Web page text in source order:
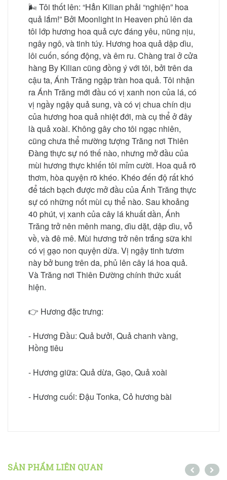
🌬 Tôi thốt lên: “Hẳn Kilian phải “nghiện” hoa
quả lắm!” Bởi Moonlight in Heaven phủ lên da
tôi lớp hương hoa quả cực đáng yêu, nũng nịu,
ngây ngô, và tinh túy. Hương hoa quả dập dìu,
lôi cuốn, sống động, và êm ru. Chàng trai ở cửa
hàng By Kilian cũng đồng ý với tôi, bởi trên da
cậu ta, Ánh Trăng ngập tràn hoa quả. Tôi nhận
ra Ánh Trăng mới đầu có vị xanh non của lá, có
vị ngầy ngậy quả sung, và có vị chua chín dịu
của hương hoa quả nhiệt đới, mà cụ thể ở đây
là quả xoài. Không gây cho tôi ngạc nhiên,
cũng chưa thể mường tượng Trăng nơi Thiên
Đàng thực sự nó thế nào, nhưng mở đầu của
mùi hương thực khiến tôi mỉm cười. Hoa quả rõ
thơm, hòa quyện rõ khéo. Khéo đến độ rất khó
để tách bạch được mở đầu của Ánh Trăng thực
sự có những nốt mùi cụ thể nào. Sau khoảng
40 phút, vị xanh của cây lá khuất dần, Ánh
Trăng trở nên mênh mang, dìu dặt, dập dìu, vỗ
về, và đê mê. Mùi hương trở nên trắng sữa khi
có vị gạo non quyện dừa. Vị ngậy tinh tươm
này bở bung trên da, phủ lên cây lá hoa quả.
Và Trăng nơi Thiên Đường chính thức xuất
hiện.
👉 Hương đặc trưng:
- Hương Đầu: Quả bưởi, Quả chanh vàng,
Hồng tiêu
- Hương giữa: Quả dừa, Gạo, Quả xoài
- Hương cuối: Đậu Tonka, Cỏ hương bài
SẢN PHẨM LIÊN QUAN